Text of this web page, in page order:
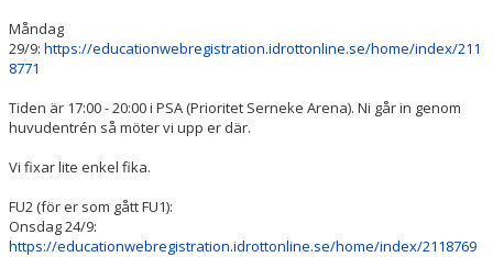
Måndag
29/9: https://educationwebregistration.idrottonline.se/home/index/211
8771
Tiden är 17:00 - 20:00 i PSA (Prioritet Serneke Arena). Ni går in genom
huvudentrén så möter vi upp er där.
Vi fixar lite enkel fika.
FU2 (för er som gått FU1):
Onsdag 24/9:
https://educationwebregistration.idrottonline.se/home/index/2118769